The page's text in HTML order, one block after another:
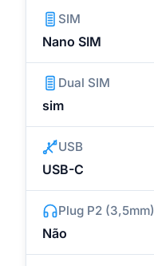
SIM
Nano SIM
Dual SIM
sim
USB
USB-C
Plug P2 (3,5mm)
Não